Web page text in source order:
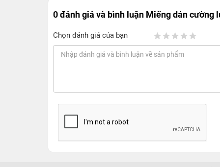
0 đánh giá và bình luận Miếng dán cường
Chọn đánh giá của bạn